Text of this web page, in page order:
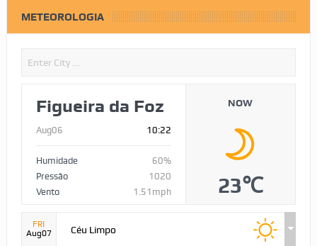
METEOROLOGIA
Figueira da Foz
Aug06 10:22
Humidade
60%
Pressão
1020
Vento
1.51mph
NOW
23℃
FRI
Aug07
Céu Limpo